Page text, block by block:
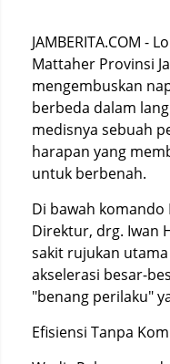
JAMBERITA.COM -
Mattaher Provinsi
mengembuskan
berbeda dalam
medisnya sebuah
harapan yang
untuk berbenah.
Di bawah komando
Direktur, drg. Iwan
sakit rujukan
akselerasi besar-
"benang perilaku"
Efisiensi Tanpa